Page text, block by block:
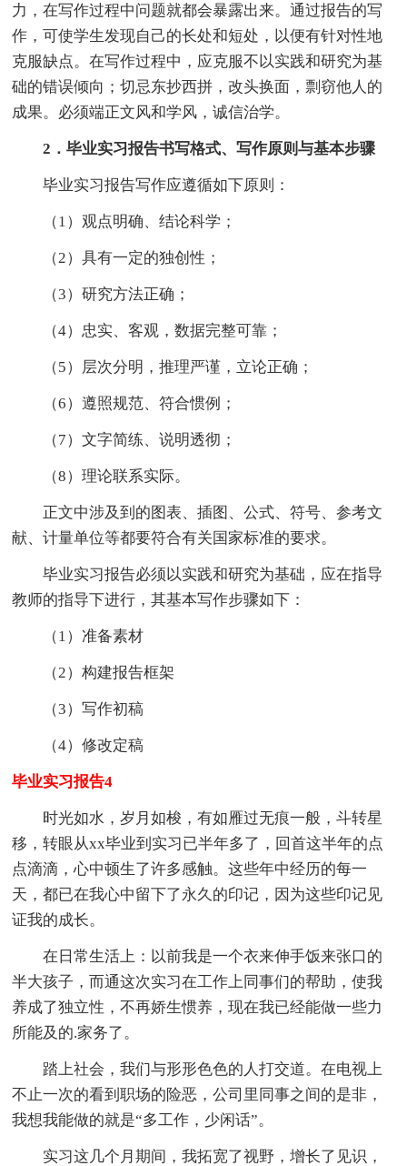
力，在写作过程中问题就都会暴露出来。通过报告的写
作，可使学生发现自己的长处和短处，以便有针对性地
克服缺点。在写作过程中，应克服不以实践和研究为基
础的错误倾向；切忌东抄西拼，改头换面，剽窃他人的
成果。必须端正文风和学风，诚信治学。
2．毕业实习报告书写格式、写作原则与基本步骤
毕业实习报告写作应遵循如下原则：
（1）观点明确、结论科学；
（2）具有一定的独创性；
（3）研究方法正确；
（4）忠实、客观，数据完整可靠；
（5）层次分明，推理严谨，立论正确；
（6）遵照规范、符合惯例；
（7）文字简练、说明透彻；
（8）理论联系实际。
正文中涉及到的图表、插图、公式、符号、参考文
献、计量单位等都要符合有关国家标准的要求。
毕业实习报告必须以实践和研究为基础，应在指导
教师的指导下进行，其基本写作步骤如下：
（1）准备素材
（2）构建报告框架
（3）写作初稿
（4）修改定稿
毕业实习报告4
时光如水，岁月如梭，有如雁过无痕一般，斗转星
移，转眼从xx毕业到实习已半年多了，回首这半年的点
点滴滴，心中顿生了许多感触。这些年中经历的每一
天，都已在我心中留下了永久的印记，因为这些印记见
证我的成长。
在日常生活上：以前我是一个衣来伸手饭来张口的
半大孩子，而通这次实习在工作上同事们的帮助，使我
养成了独立性，不再娇生惯养，现在我已经能做一些力
所能及的.家务了。
踏上社会，我们与形形色色的人打交道。在电视上
不止一次的看到职场的险恶，公司里同事之间的是非，
我想我能做的就是“多工作，少闲话”。
实习这几个月期间，我拓宽了视野，增长了见识，